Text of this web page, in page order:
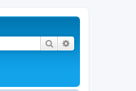
Suche